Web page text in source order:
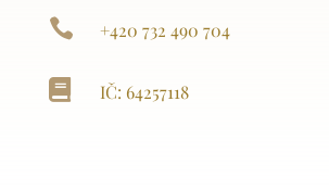
 +420 732 490 704
 IČ: 64257118